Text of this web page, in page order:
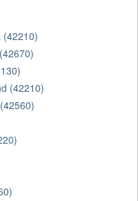
(42210)
(42210)